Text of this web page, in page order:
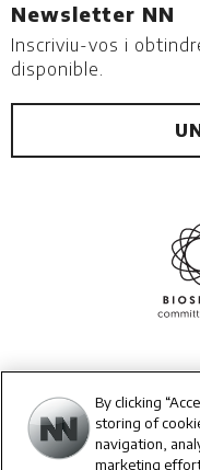
Newsletter NN
Inscriviu-vos i
disponible.
By clicking
storing of
navigation,
marketing